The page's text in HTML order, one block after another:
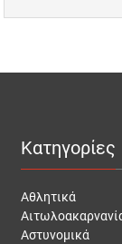
Κατηγορίες
Αθλητικά
Αστυνομικά